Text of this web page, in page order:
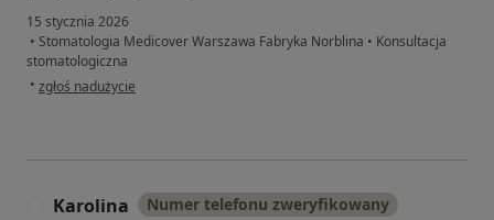
15 stycznia 2026
• Stomatologia Medicover Warszawa Fabryka Norblina • Konsultacja
stomatologiczna
• w opinii użytkownika Ewelina
zgłoś nadużycie
Karolina Numer telefonu zweryfikowany